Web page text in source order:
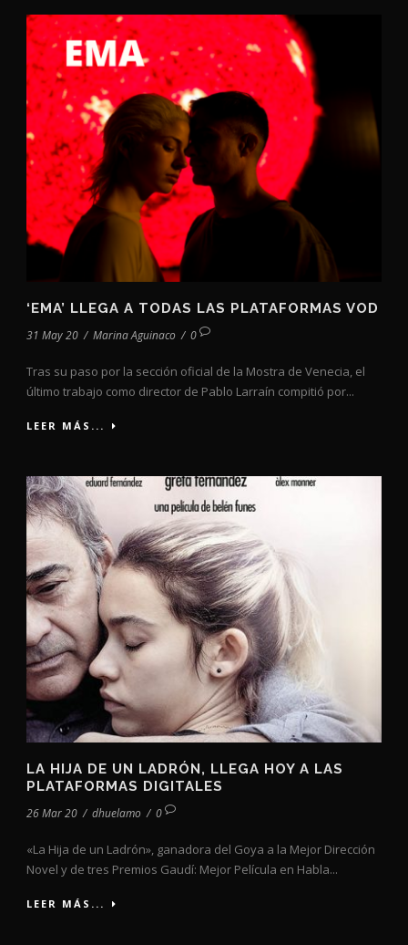
‘EMA’ LLEGA A TODAS LAS PLATAFORMAS VOD
31 May 20 / Marina Aguinaco / 0
Tras su paso por la sección oficial de la Mostra de Venecia, el
último trabajo como director de Pablo Larraín compitió por...
LEER MÁS...
LA HIJA DE UN LADRÓN, LLEGA HOY A LAS
PLATAFORMAS DIGITALES
26 Mar 20 / dhuelamo / 0
«La Hija de un Ladrón», ganadora del Goya a la Mejor Dirección
Novel y de tres Premios Gaudí: Mejor Película en Habla...
LEER MÁS...